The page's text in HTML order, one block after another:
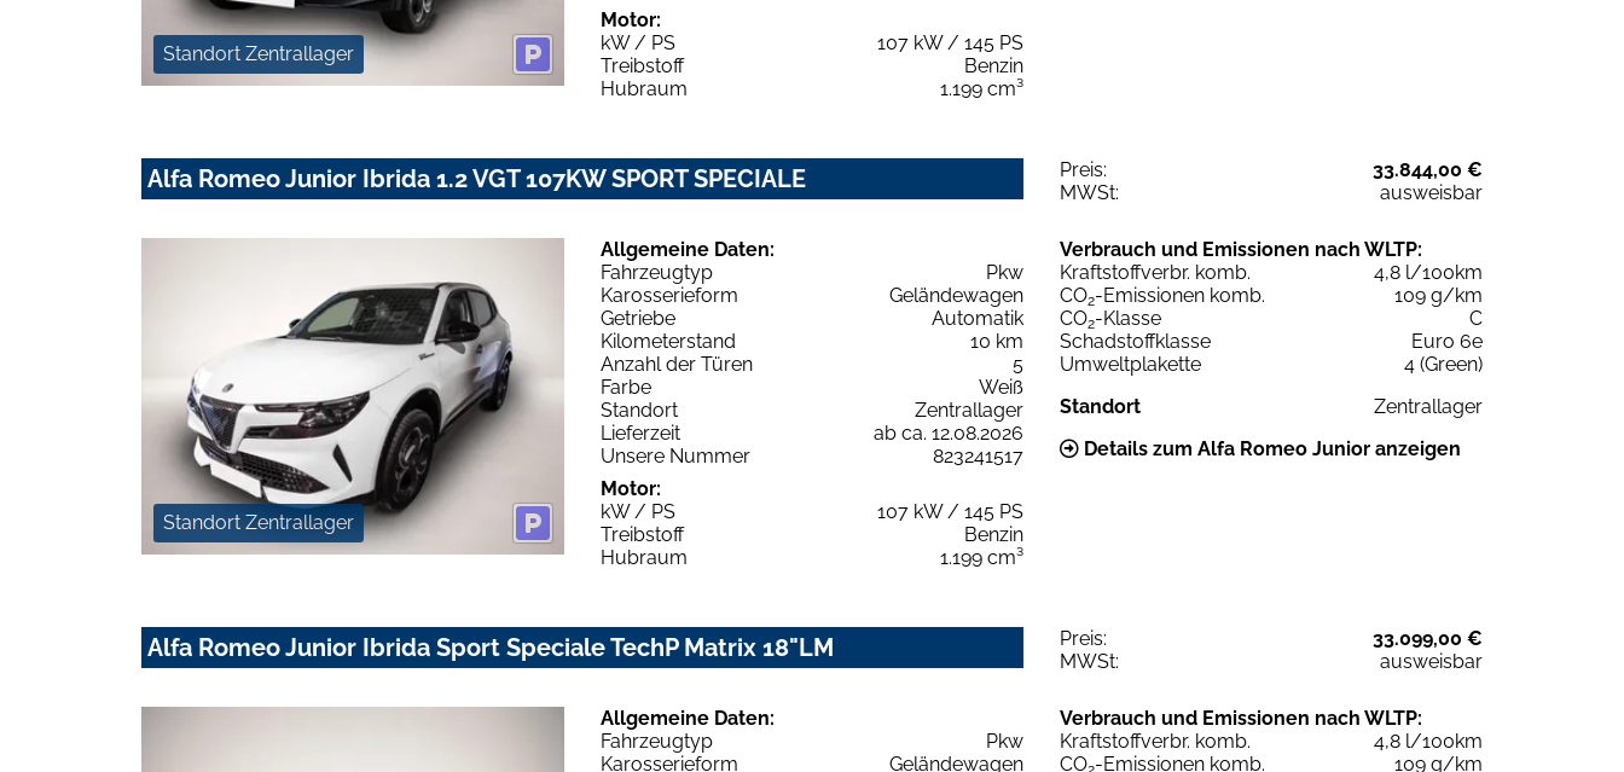
Standort Zentrallager
Motor:
kW / PS
107 kW / 145 PS
Treibstoff
Benzin
Hubraum
1.199 cm³
Alfa Romeo Junior Ibrida 1.2 VGT 107KW SPORT SPECIALE Preis:
33.844,00 €
MWSt:
ausweisbar
Standort Zentrallager
Allgemeine Daten:
Fahrzeugtyp
Pkw
Karosserieform
Geländewagen
Getriebe
Automatik
Kilometerstand
10 km
Anzahl der Türen
5
Farbe
Weiß
Standort
Zentrallager
Lieferzeit
ab ca. 12.08.2026
Unsere Nummer
823241517
Motor:
kW / PS
107 kW / 145 PS
Treibstoff
Benzin
Hubraum
1.199 cm³
Verbrauch und Emissionen nach WLTP:
Kraftstoffverbr. komb.
4,8 l/100km
CO2-Emissionen komb.
109 g/km
CO2-Klasse
C
Schadstoffklasse
Euro 6e
Umweltplakette
4 (Green)
Standort
Zentrallager
Details zum Alfa Romeo Junior anzeigen
Alfa Romeo Junior Ibrida Sport Speciale TechP Matrix 18"LM Preis:
33.099,00 €
MWSt:
ausweisbar
Allgemeine Daten:
Fahrzeugtyp
Pkw
Karosserieform
Geländewagen
Verbrauch und Emissionen nach WLTP:
Kraftstoffverbr. komb.
4,8 l/100km
CO -Emissionen komb. 109 g/km